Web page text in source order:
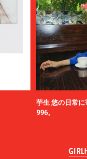
芋生 悠の日常
996。